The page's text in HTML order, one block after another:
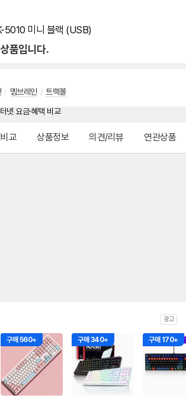
5010 미니 블랙 (USB)
품입니다.
/ 멤브레인 / 트랙볼
교 상품정보 의견/리뷰 연관상품
광고
구매 560+ 구매 340+ 구매 170+